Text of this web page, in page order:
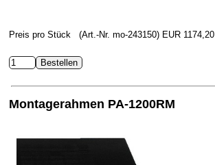
Preis pro Stück (Art.-Nr. mo-243150) EUR 1174,20
Montagerahmen PA-1200RM